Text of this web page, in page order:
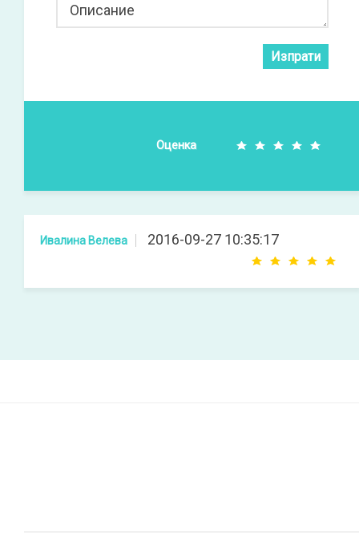
Описание
Изпрати
Оценка
Ивалина Велева 2016-09-27 10:35:17